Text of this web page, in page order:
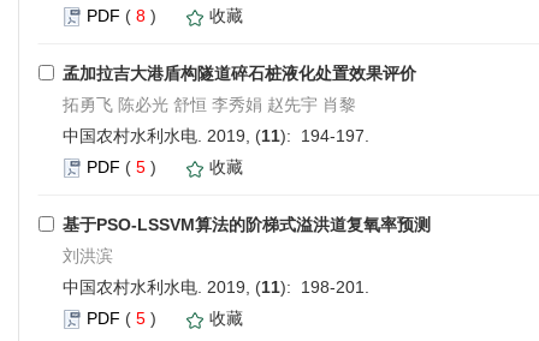
PDF ( 8 ) 收藏
孟加拉吉大港盾构隧道碎石桩液化处置效果评价
拓勇飞 陈必光 舒恒 李秀娟 赵先宇 肖黎
中国农村水利水电. 2019, (11): 194-197.
PDF ( 5 ) 收藏
基于PSO-LSSVM算法的阶梯式溢洪道复氧率预测
刘洪滨
中国农村水利水电. 2019, (11): 198-201.
PDF ( 5 ) 收藏